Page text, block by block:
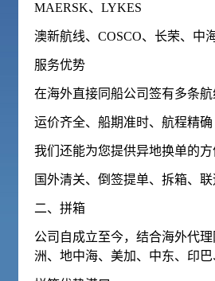
MAERSK、LYKES
澳新航线、COSCO、长荣、中
服务优势
在海外直接同船公司签有多条
运价齐全、船期准时、航程精确
我们还能为您提供异地换单的
国外清关、倒签提单、拆箱、
二、拼箱
公司自成立至今，结合海外代
洲、地中海、美加、中东、印